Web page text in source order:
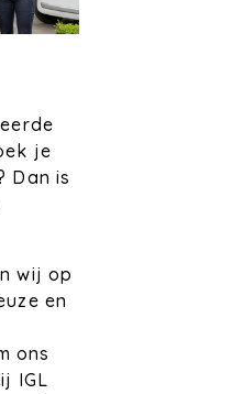
je
Dan is
wij op
en
ons
IGL